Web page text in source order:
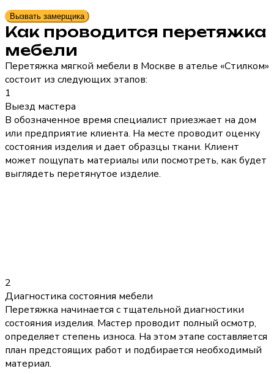
Вызвать замерщика
Как проводится перетяжка
мебели
Перетяжка мягкой мебели в Москве в ателье «Стилком»
состоит из следующих этапов:
1
Выезд мастера
В обозначенное время специалист приезжает на дом
или предприятие клиента. На месте проводит оценку
состояния изделия и дает образцы ткани. Клиент
может пощупать материалы или посмотреть, как будет
выглядеть перетянутое изделие.
2
Диагностика состояния мебели
Перетяжка начинается с тщательной диагностики
состояния изделия. Мастер проводит полный осмотр,
определяет степень износа. На этом этапе составляется
план предстоящих работ и подбирается необходимый
материал.